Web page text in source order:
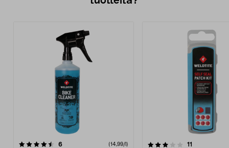
6arvostelut (14,99/l)
3.0viidestä
11
4.5viidestä